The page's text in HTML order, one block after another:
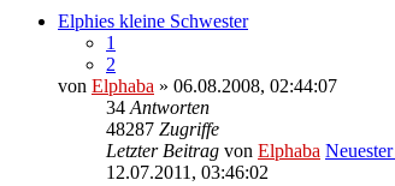
Elphies kleine Schwester
1
2
von Elphaba » 06.08.2008, 02:44:07
34 Antworten
48287 Zugriffe
Letzter Beitrag von Elphaba
12.07.2011, 03:46:02